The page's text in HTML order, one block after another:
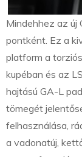
Mindehhez az új
pontként. Ez a
platform a
kupéban és az
hajtású GA-L
tömegét
felhasználása,
a vadonatúj,